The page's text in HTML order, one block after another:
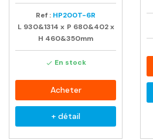
Ref : HP200T-6R
L 930&1314 x P 680&402 x
H 460&350mm
 En stock
Acheter
+ détail